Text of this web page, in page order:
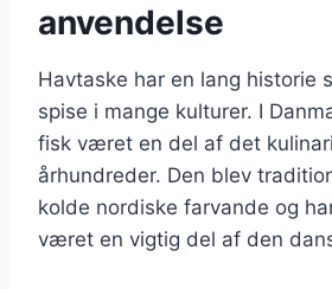
anvendelse
Havtaske har en lang historie
spise i mange kulturer. I
fisk været en del af det
århundreder. Den blev
kolde nordiske farvande og
været en vigtig del af den